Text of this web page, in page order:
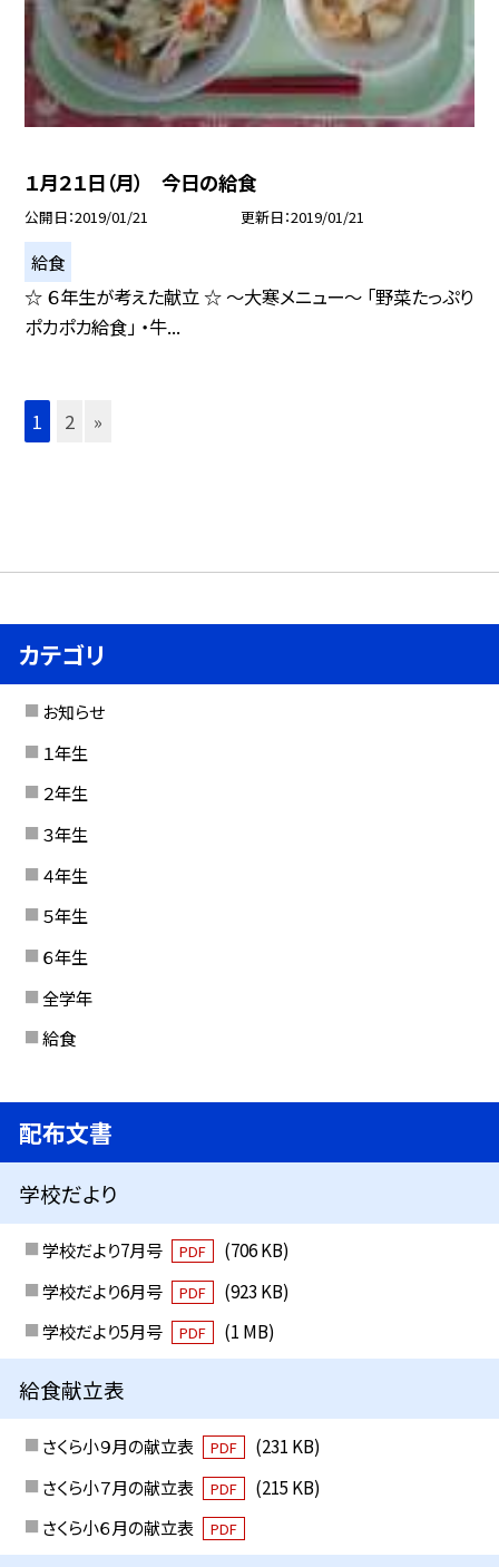
１月２１日（月） 今日の給食
公開日 2019/01/21 更新日 2019/01/21
給食
☆ ６年生が考えた献立 ☆ 〜大寒メニュー〜 「野菜たっぷり
ポカポカ給食」 ・牛...
1 2 »
カテゴリ
お知らせ
１年生
２年生
３年生
４年生
５年生
６年生
全学年
給食
配布文書
学校だより
学校だより7月号 PDF
(706 KB)
学校だより6月号
PDF
(923 KB)
学校だより5月号
PDF (1 MB)
給食献立表
さくら小９月の献立表 PDF
(231 KB)
さくら小７月の献立表
PDF
(215 KB)
さくら小６月の献立表
PDF